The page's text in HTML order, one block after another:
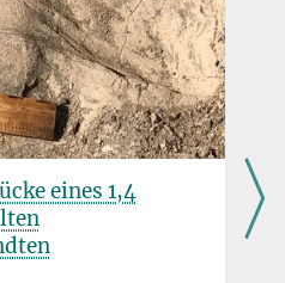
Sprachen gibt es zwar nicht. Dafür
Regeln für den Gebrauch von
eines 1,4